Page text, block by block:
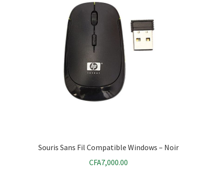
Souris Sans Fil Compatible Windows – Noir
CFA7,000.00